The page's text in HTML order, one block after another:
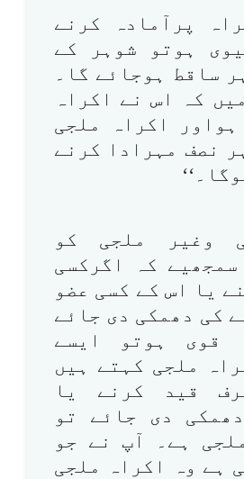
پرآمادہ کرنے
ہوتو شوہر کے
ساقط ہوجائے گا۔
کہ اس نے اکراہ
اکراہ ملجی
نصف مہرادا کرنے
وغیر ملجی کو
کہ اگرکسی
یا اس کے کسی عضو
کی دھمکی دی جائے
قوی ہوتو ایسے
ملجی کہتے ہیں
قید کرنے یا
دی جائے تو
ہے۔ آپ نے جو
ہے وہ اکراہ ملجی